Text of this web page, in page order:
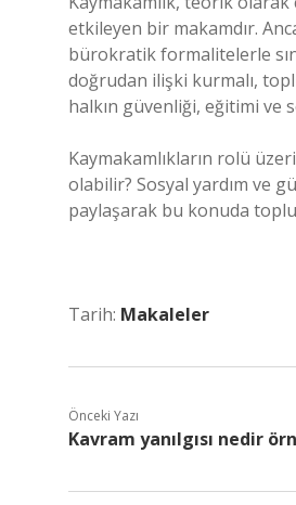
etkileyen bir makamdır.
bürokratik formalitelerle
doğrudan ilişki kurmalı,
halkın güvenliği, eğitimi ve
Kaymakamlıkların rolü
olabilir? Sosyal yardım ve
paylaşarak bu konuda
Tarih: Makaleler
Önceki Yazı
Kavram yanılgısı nedir